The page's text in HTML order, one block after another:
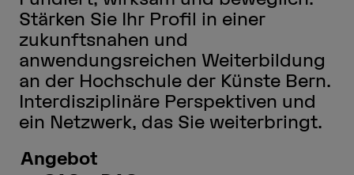
Stärken Sie Ihr Profil in einer
zukunftsnahen und
anwendungsreichen Weiterbildung
an der Hochschule der Künste Bern.
Interdisziplinäre Perspektiven und
ein Netzwerk, das Sie weiterbringt.
Angebot